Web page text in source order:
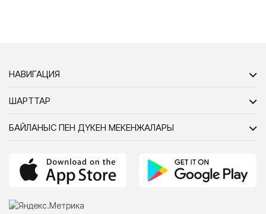
НАВИГАЦИЯ
ШАРТТАР
БАЙЛАНЫС ПЕН ДҮКЕН МЕКЕНЖАЛАРЫ